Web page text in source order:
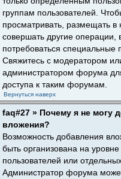
группам пользователей.
просматривать, размещать
совершать другие операции,
потребоваться специальные
Свяжитесь с модератором
администратором форума
доступа к таким форумам.
Вернуться наверх
faq#27 » Почему я не могу
вложения?
Возможность добавления
быть организована на
пользователей или
Администратор форума